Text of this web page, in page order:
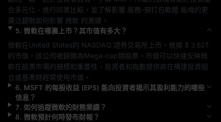
合多元化、進行同業比較，並了解影響 服務-預打包軟體 板塊的更
廣泛趨勢如何影響 微軟 的業績。
5. 微軟在哪裏上市？其市值有多大？
微軟在United States的 NASDAQ 證券交易所上市。根據 $ 3.62T
的市值，該公司被歸類為Mega-cap類股票。市值可以快速反映微
軟在股票市場的規模和重要性，投資者和指數提供商在構建投資組
合或基準時經常使用市值。
6. MSFT的每股收益 (EPS) 能向投資者揭示其盈利能力的哪些
信息？
7. 如何追蹤微軟的財務業績？
8. 微軟預計何時發布財報？